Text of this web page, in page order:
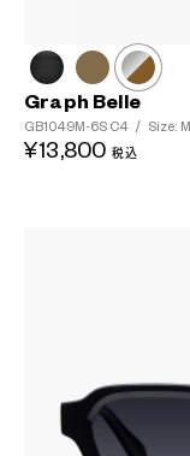
Graph Belle
GB1049M-6S C4 / Size: M
¥13,800 税込